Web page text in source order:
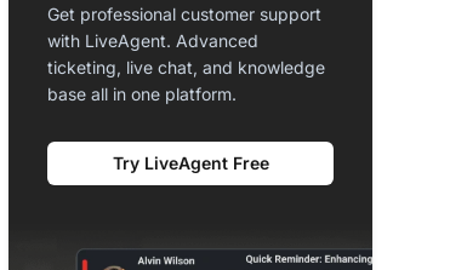
Get professional customer support
with LiveAgent. Advanced
ticketing, live chat, and knowledge
base all in one platform.
Try LiveAgent Free